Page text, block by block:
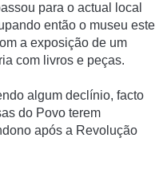
para o actual local
então o museu este
a exposição de um
com livros e peças.
algum declí­nio, facto
do Povo terem
após a Revolução